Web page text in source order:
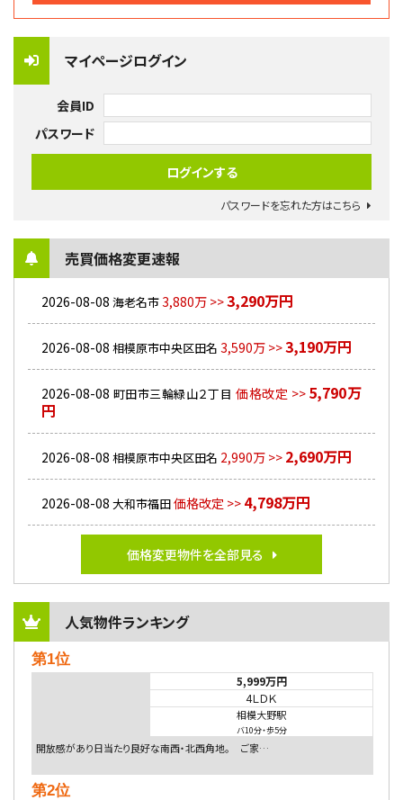
マイページログイン
会員ID
パスワード
パスワードを忘れた方はこちら
売買価格変更速報
2026-08-08 海老名市3,880万 >>3,290万円
2026-08-08 相模原市中央区田名 3,590万 >>3,190万円
2026-08-08 町田市三輪緑山２丁目 価格改定 >> 5,790万
円
2026-08-08 相模原市中央区田名 2,990万 >> 2,690万円
2026-08-08 大和市福田価格改定 >> 4,798万円
価格変更物件を全部見る
人気物件ランキング
第1位
5,999万円
4ＬＤＫ
相模大野駅
バ10分・歩5分
開放感があり日当たり良好な南西・北西角地。 ご家…
第2位